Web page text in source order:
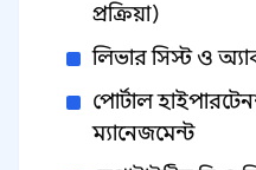
প্রক্রিয়া)
লিভার সিস্ট ও
পোর্টাল
ম্যানেজমেন্ট